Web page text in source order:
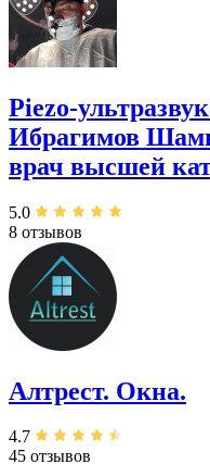
Piezo-
Ибрагимов
врач высшей
5.0
8 отзывов
Алтрест. Окна.
4.7
45 отзывов